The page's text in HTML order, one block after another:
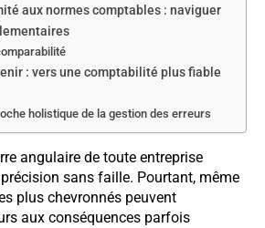
aux normes comptables : naviguer
: vers une comptabilité plus fiable
holistique de la gestion des erreurs
angulaire de toute entreprise
sans faille. Pourtant, même
plus chevronnés peuvent
aux conséquences parfois